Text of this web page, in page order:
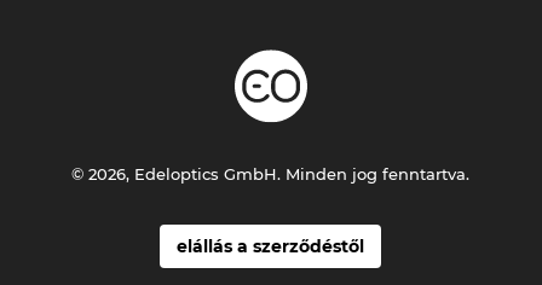
elállás a szerződéstől
© 2026, Edeloptics GmbH. Minden jog fenntartva.